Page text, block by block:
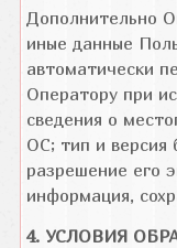
Дополнительно
иные данные
автоматически
Оператору при
сведения о
ОС; тип и версия
разрешение его
информация,
4. УСЛОВИЯ